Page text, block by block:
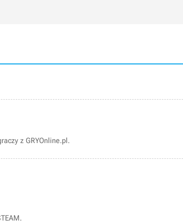
z GRYOnline.pl.